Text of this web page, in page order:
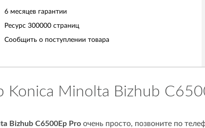
6 месяцев гарантии
Ресурс 300000 страниц
Сообщить о поступлении товара
Konica Minolta Bizhub
Bizhub C6500Ep Proочень просто, позвоните по